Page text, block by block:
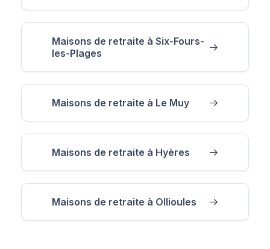
Maisons de retraite à Six-Fours-
les-Plages
Maisons de retraite à Le Muy
Maisons de retraite à Hyères
Maisons de retraite à Ollioules